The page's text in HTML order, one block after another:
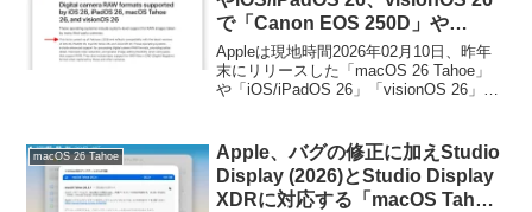
います。
で「Canon EOS 250D」や
「Hasselblad X2D II 100C」、
「Pentax K-3 III」などのデジタル
カメラのRAWフォーマットをネ
Appleは現地時間2026年02月10日、昨年
末にリリースした「macOS 26 Tahoe」
や「iOS/iPadOS 26」「visionOS 26」な
サポートしたと発表しています。
macOS 26 Tahoe
Apple、バグの修正に加えStudio
Display (2026)とStudio Display
XDRに対応する「macOS Tahoe